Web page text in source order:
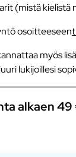
(mistä kielistä
osoitteeseen
myös
lukijoillesi
alkaen